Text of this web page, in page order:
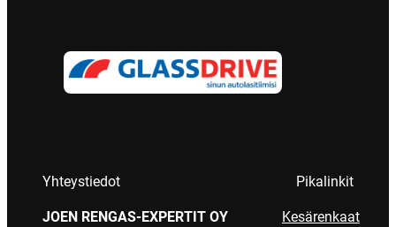
Yhteystiedot
JOEN RENGAS-EXPERTIT OY
Pikalinkit
Kesärenkaat